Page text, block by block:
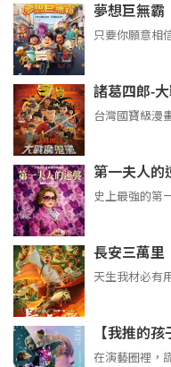
夢想巨無霸
只要你願意相
諸葛四郎-
台灣國寶級漫
第一夫人的
史上最強的第
長安三萬里
天生我材必有
【我推的
在演藝圈裡，